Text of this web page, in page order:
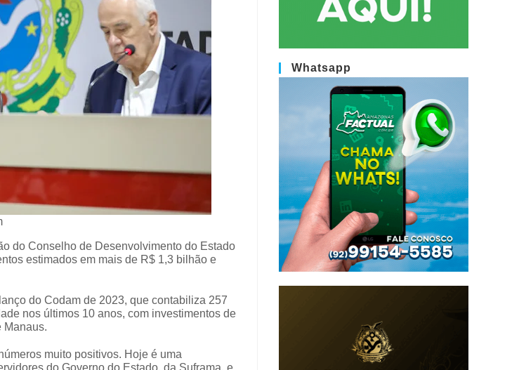
do Conselho de Desenvolvimento do Estado
estimados em mais de R$ 1,3 bilhão e
do Codam de 2023, que contabiliza 257
nos últimos 10 anos, com investimentos de
Manaus.
muito positivos. Hoje é uma
do Governo do Estado, da Suframa, e
Whatsapp